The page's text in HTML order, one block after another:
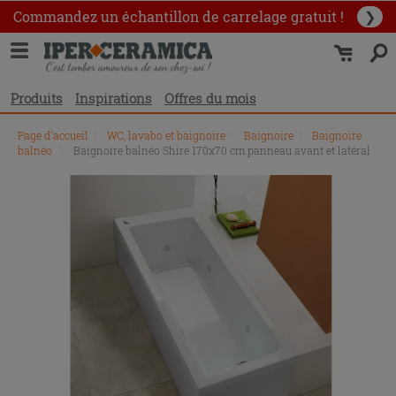
Commandez un échantillon de carrelage gratuit ! ❯
Produits Inspirations Offres du mois
Page d'accueil WC, lavabo et baignoire Baignoire
Baignoire
balnéo
Baignoire balnéo Shire 170x70 cm panneau avant et latéral